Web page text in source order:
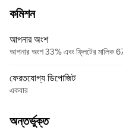
কমিশন
আপনার অংশ
আপনার অংশ 33% এবং ফ্লিটের মালিক
ফেরতযোগ্য ডিপোজিট
একবার
অন্তর্ভুক্ত